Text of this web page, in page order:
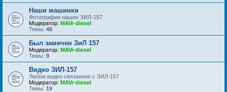
Наши машинки
Фотографии наших ЗИЛ-157
Модератор: MAVr-diesel
Темы: 48
Был замечен ЗиЛ 157
Модератор: MAVr-diesel
Темы: 9
Видео ЗИЛ-157
Любое видео связанное с ЗИЛ-157
Модератор: MAVr-diesel
Темы: 19